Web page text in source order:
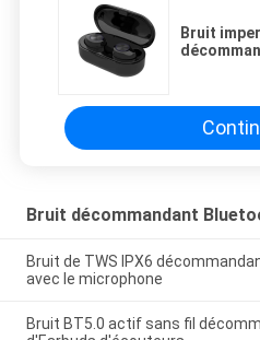
Bruit
Bruit décommandant
Bruit de TWS IPX6
avec le microphone
Bruit BT5.0 actif sans fil